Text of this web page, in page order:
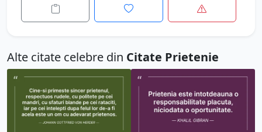
Alte citate celebre din Citate Prietenie